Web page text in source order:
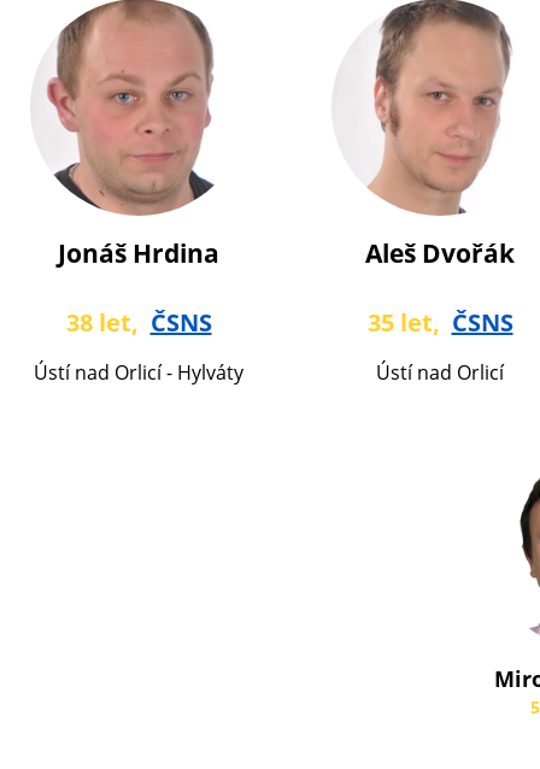
Jonáš Hrdina
38 let, ČSNS
Ústí nad Orlicí - Hylváty
Aleš Dvořák
35 let, ČSNS
Ústí nad Orlicí